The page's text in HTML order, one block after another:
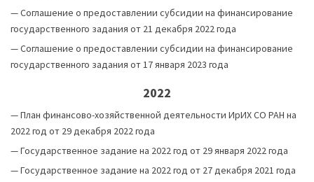
—Соглашение о предоставлении субсидии на финансирование
государственного задания от 21 декабря 2022 года
—Соглашение о предоставлении субсидии на финансирование
государственного задания от 17 января 2023 года
2022
—План финансово-хозяйственной деятельности ИрИХ СО РАН на
2022 год от 29 декабря 2022 года
—Государственное задание на 2022 год от 29 января 2022 года
—Государственное задание на 2022 год от 27 декабря 2021 года